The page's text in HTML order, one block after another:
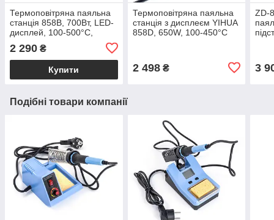
Термоповітряна паяльна
станція 858В, 700Вт, LED-
дисплей, 100-500°C,
безщітковий вентилятор,
P5858B
2 290 ₴
Купити
Термоповітряна паяльна
станція з дисплеєм YIHUA
858D, 650W, 100-450°C
2 498₴
ZD-
3
Подібні товари компанії